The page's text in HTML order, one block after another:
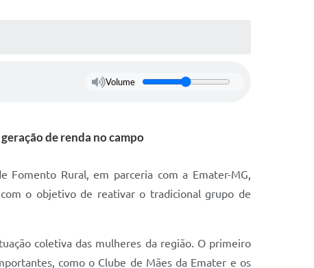
Volume
de renda no campo
Fomento Rural, em parceria com a Emater-MG,
o objetivo de reativar o tradicional grupo de
coletiva das mulheres da região. O primeiro
como o Clube de Mães da Emater e os